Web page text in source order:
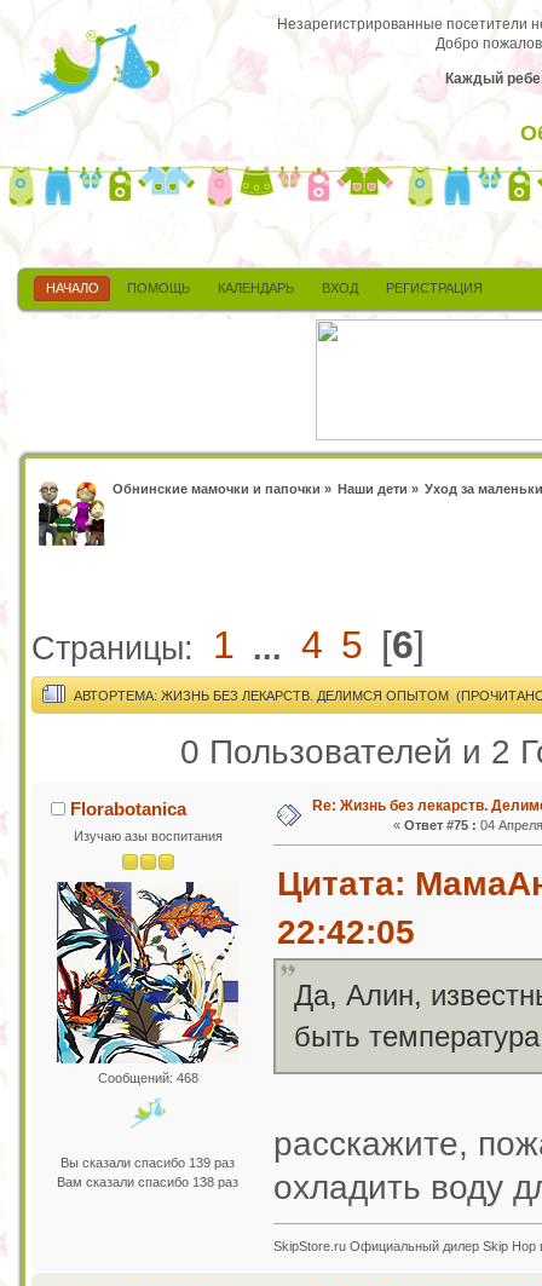
Незарегистрированные посетители
Добро
Каждый
НАЧАЛО ПОМОЩЬ КАЛЕНДАРЬ ВХОД РЕГИСТРАЦИЯ
Обнинские мамочки и папочки » Наши дети » Уход за
Страницы: 1 ... 4 5 [6]
АВТОРТЕМА: ЖИЗНЬ БЕЗ ЛЕКАРСТВ. ДЕЛИМСЯ ОПЫТОМ (ПРОЧИТАНО
0 Пользователей и 2
Florabotanica
Изучаю азы воспитания
Сообщений: 468
Вы сказали спасибо 139 раз
Вам сказали спасибо 138 раз
Re: Жизнь без лекарств.
«Ответ #75 : 04
Цитата:
22:42:05
Да, Алин,
быть
расскажите,
охладить воду
SkipStore.ru Официальный дилер Skip Hop